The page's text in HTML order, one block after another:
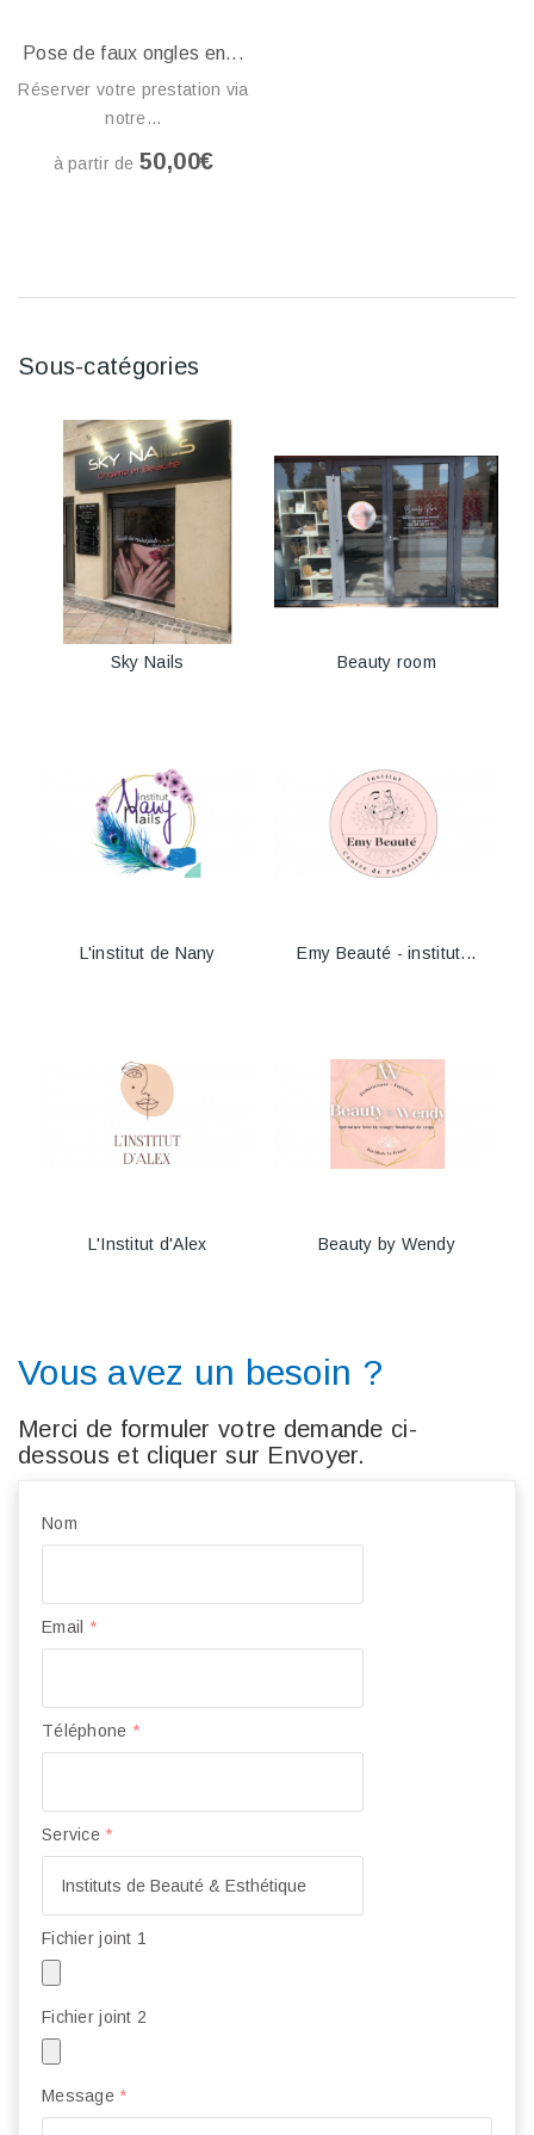
Pose de faux ongles en...
Réserver votre prestation via
notre...
à partir de 50,00€
Sous-catégories
Sky Nails Beauty room
L'institut de Nany Emy Beauté - institut...
L'Institut d'Alex Beauty by Wendy
Vous avez un besoin ?
Merci de formuler votre demande ci-
dessous et cliquer sur Envoyer.
Nom
Email *
Téléphone *
Service *
Fichier joint 1
Fichier joint 2
Message *